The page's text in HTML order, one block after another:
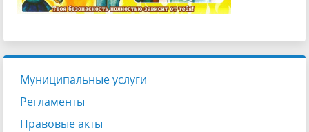
Муниципальные услуги
Регламенты
Правовые акты